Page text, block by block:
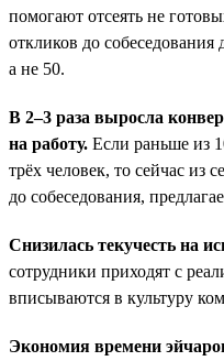
помогают отсеять не
откликов до собеседования
а не 50.
В 2–3 раза выросла
на работу. Если раньше из
трёх человек, то сейчас из
до собеседования,
Снизилась текучесть на
сотрудники приходят с
вписываются в культуру
Экономия времени